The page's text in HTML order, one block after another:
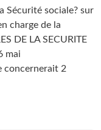
Sécurité sociale? sur
charge de la
DE LA SECURITE
mai
concernerait 2